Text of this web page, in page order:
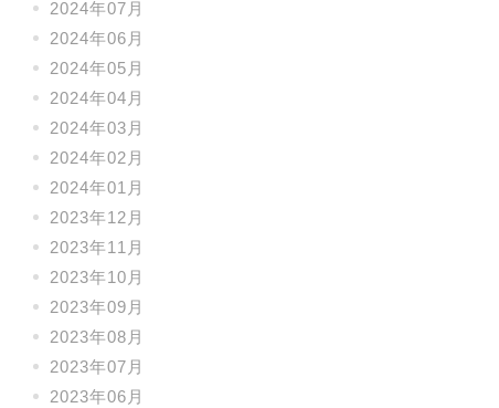
2024年07月
2024年06月
2024年05月
2024年04月
2024年03月
2024年02月
2024年01月
2023年12月
2023年11月
2023年10月
2023年09月
2023年08月
2023年07月
2023年06月